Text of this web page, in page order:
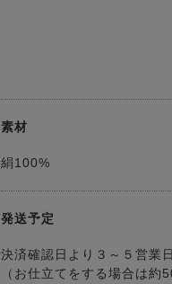
素材
絹100%
発送予定
決済確認日より３～５営業
（お仕立てをする場合は